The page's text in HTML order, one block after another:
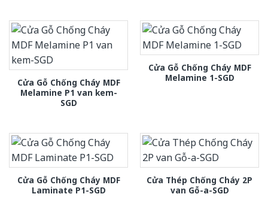
Cửa Gỗ Chống Cháy MDF
Melamine P1 van kem-
SGD
Cửa Gỗ Chống Cháy MDF
Melamine 1-SGD
Cửa Gỗ Chống Cháy MDF
Laminate P1-SGD
Cửa Thép Chống Cháy 2P
van Gỗ-a-SGD